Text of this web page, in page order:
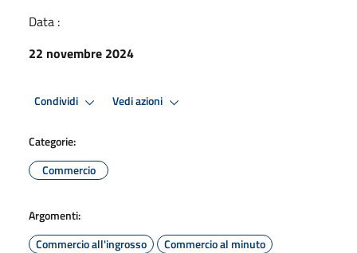
Data :
22 novembre 2024
Condividi Vedi azioni
Categorie:
Commercio
Argomenti:
Commercio all'ingrosso
Commercio al minuto